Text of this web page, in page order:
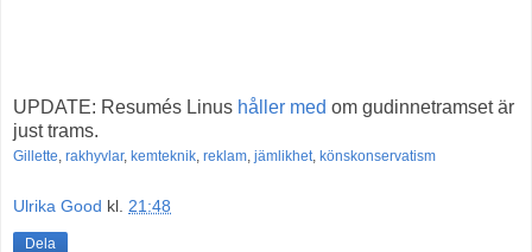
UPDATE: Resumés Linus håller med om gudinnetramset är
just trams.
Gillette, rakhyvlar, kemteknik, reklam, jämlikhet, könskonservatism
Ulrika Good kl. 21:48
Dela